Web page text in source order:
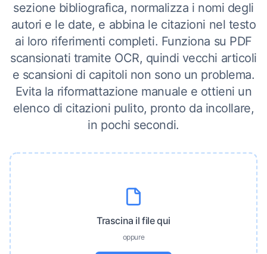
sezione bibliografica, normalizza i nomi degli
autori e le date, e abbina le citazioni nel testo
ai loro riferimenti completi. Funziona su PDF
scansionati tramite OCR, quindi vecchi articoli
e scansioni di capitoli non sono un problema.
Evita la riformattazione manuale e ottieni un
elenco di citazioni pulito, pronto da incollare,
in pochi secondi.
Trascina il file qui
oppure